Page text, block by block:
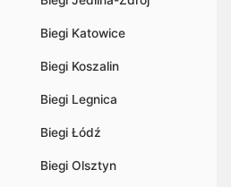
Biegi Katowice
Biegi Koszalin
Biegi Legnica
Biegi Łódź
Biegi Olsztyn